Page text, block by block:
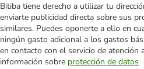
Bitiba tiene derecho a utilizar tu
enviarte publicidad directa sobre sus
similares. Puedes oponerte a ello en
ningún gasto adicional a los gastos
en contacto con el servicio de atención
información sobre protección de datos